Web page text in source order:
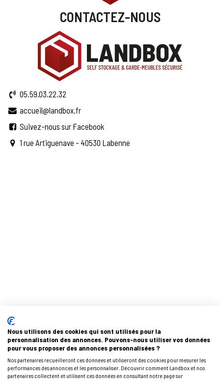
CONTACTEZ-NOUS
05.59.03.22.32
accueil@landbox.fr
Suivez-nous sur Facebook
1 rue Artiguenave - 40530 Labenne
Accueil LANDBOX Bien choisir son garde-meubles
Vos avantages
Choix et caractéristiques des box
Location de box de stockage et de parking
Services Plus (professionnels uniquement)
Services (particuliers et professionnels)
Nous utilisons des cookies qui sont utilisés pour la
personnalisation des annonces. Pouvons-nous utiliser vos données
pour vous proposer des annonces personnalisées ?
Nos partenaires recueilleront ces données et utiliseront des cookies pour mesurer les
performances des annonces et les personnaliser. Découvrir comment Landbox et nos
partenaires collectent et utilisent ces données en consultant notre page sur